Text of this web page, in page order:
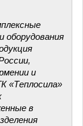
оборудования
и
«Теплосила»
в